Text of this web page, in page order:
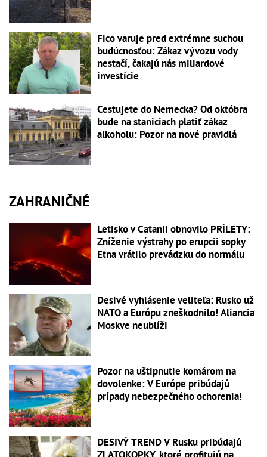
Fico varuje pred extrémne suchou
budúcnosťou: Zákaz vývozu vody
nestačí, čakajú nás miliardové
investície
Cestujete do Nemecka? Od októbra
bude na staniciach platiť zákaz
alkoholu: Pozor na nové pravidlá
ZAHRANIČNÉ
Letisko v Catanii obnovilo PRÍLETY:
Zníženie výstrahy po erupcii sopky
Etna vrátilo prevádzku do normálu
Desivé vyhlásenie veliteľa: Rusko už
NATO a Európu zneškodnilo! Aliancia
Moskve neublíži
Pozor na uštipnutie komárom na
dovolenke: V Európe pribúdajú
prípady nebezpečného ochorenia!
DESIVÝ TREND V Rusku pribúdajú